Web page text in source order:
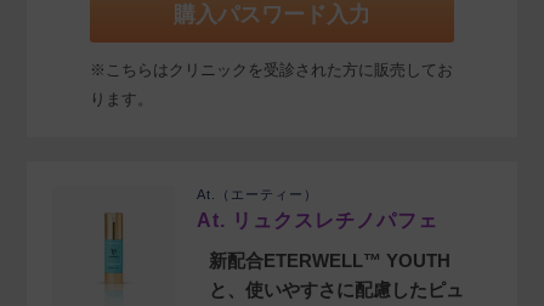
購入パスワード入力
※こちらはクリニックを受診された方に販売してお
ります。
At.（エーティー）
At. リュクスレチノパフェ
新配合ETERWELL™ YOUTH
と、使いやすさに配慮したピュ